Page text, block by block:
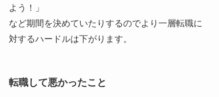
よう！」
など期間を決めていたりするのでより一層転職に
対するハードルは下がります。
転職して悪かったこと